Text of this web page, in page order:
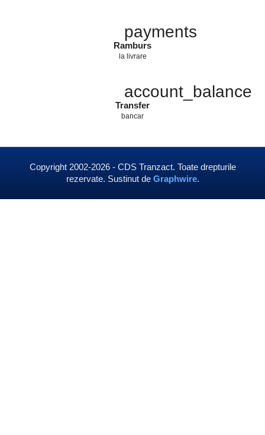
payments
Ramburs
la livrare
account_balance
Transfer
bancar
Copyright 2002-2026 - CDS Tranzact. Toate drepturile
rezervate. Sustinut de Graphwire.